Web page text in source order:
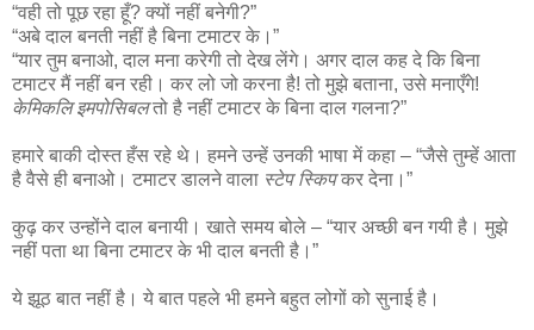
“वही तो पूछ रहा हूँ? क्यों नहीं बनेगी?”
“अबे दाल बनती नहीं है बिना टमाटर के।”
“यार तुम बनाओ, दाल मना करेगी तो देख लेंगे। अगर दाल कह दे कि बिना
टमाटर मैं नहीं बन रही। कर लो जो करना है! तो मुझे बताना, उसे मनाएँगे!
केमिकलि इमपोसिबलतो है नहीं टमाटर के बिना दाल गलना?”
हमारे बाकी दोस्त हँस रहे थे। हमने उन्हें उनकी भाषा में कहा – “जैसे तुम्हें आता
है वैसे ही बनाओ। टमाटर डालने वाला स्टेप स्किपकर देना।”
कुढ़ कर उन्होंने दाल बनायी। खाते समय बोले – “यार अच्छी बन गयी है। मुझे
नहीं पता था बिना टमाटर के भी दाल बनती है।”
ये झूठ बात नहीं है। ये बात पहले भी हमने बहुत लोगों को सुनाई है।